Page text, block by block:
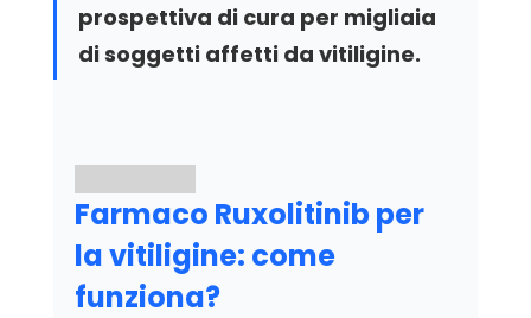
prospettiva di cura per migliaia
di soggetti affetti da vitiligine.
Farmaco Ruxolitinib per
la vitiligine: come
funziona?